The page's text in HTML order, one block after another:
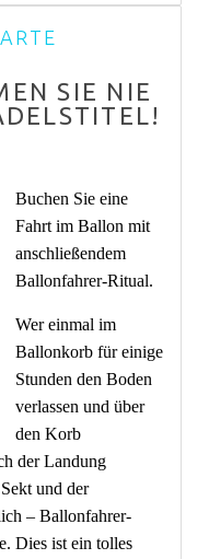
SIE NIE
Buchen Sie eine
Fahrt im Ballon mit
anschließendem
Ballonfahrer-Ritual.
Wer einmal im
Ballonkorb für einige
Stunden den Boden
verlassen und über
den Korb
der Landung
und der
– Ballonfahrer-
Dies ist ein tolles